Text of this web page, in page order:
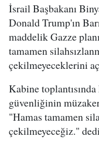
İsrail Başbakanı
Donald Trump'ın
maddelik Gazze
tamamen
çekilmeyeceklerini
Kabine
güvenliğinin
"Hamas tamamen
çekilmeyeceğiz."